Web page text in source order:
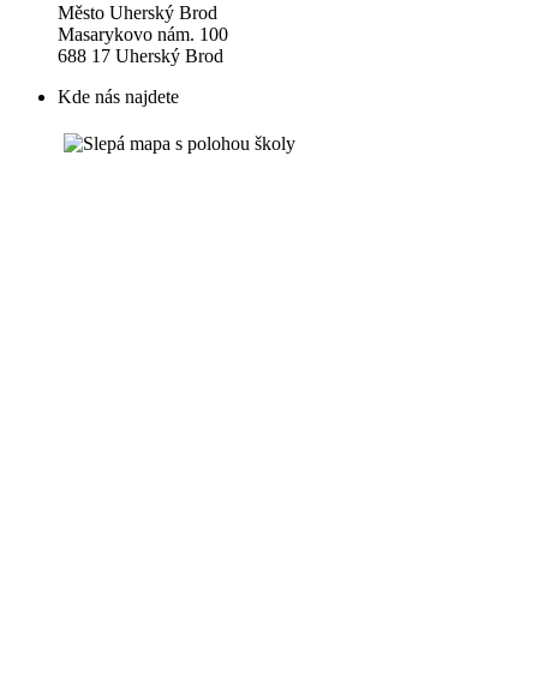
Město Uherský Brod
Masarykovo nám. 100
688 17 Uherský Brod
Kde nás najdete